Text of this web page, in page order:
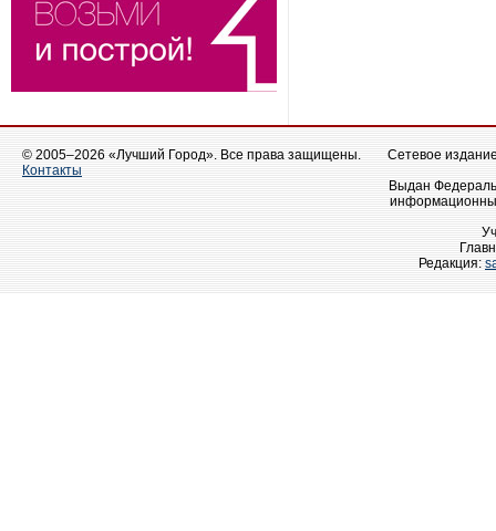
© 2005–2026 «Лучший Город». Все права защищены.
Контакты
Сетевое
Выдан
Редакция: